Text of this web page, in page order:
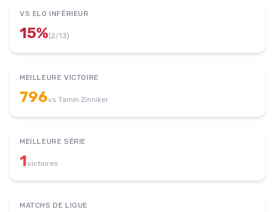
VS ELO INFÉRIEUR
15%(2/13)
MEILLEURE VICTOIRE
796vs Tamin Zinniker
MEILLEURE SÉRIE
1victoires
MATCHS DE LIGUE